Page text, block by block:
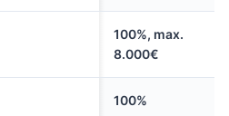
100%, max.
8.000€
100%